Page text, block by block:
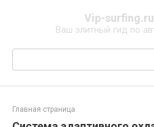
Vip-surfing.ru
Ваш элитный гид по
Поиск:
Главная страница